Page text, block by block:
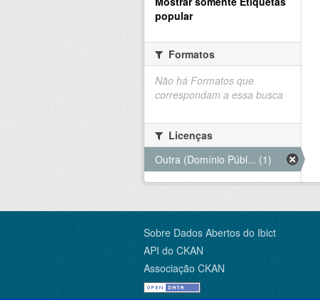
popular
Formatos
Não há Formatos que
correspondam a essa busca
Licenças
Outra (Domínio Públ... (1)
Sobre Dados Abertos do Ibict
API do CKAN
Associação CKAN